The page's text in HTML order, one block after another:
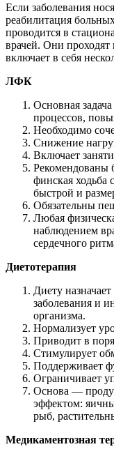
Если заболевания
реабилитация
проводится в
врачей. Они проходят
включает в себя
ЛФК
Основная
процессов,
Необходимо
Снижение
Включает
Рекомендованы
финская ходьба
быстрой и
Обязательны
Любая
наблюдением
сердечного
Диетотерапия
Диету
заболевания и
организма.
Нормализует
Приводит в
Стимулирует
Поддерживает
Ограничивает
Основа —
эффектом:
рыб,
Медикаментозная